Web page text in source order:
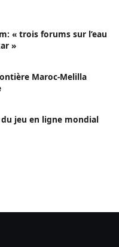
« trois forums sur l’eau
»
Maroc-Melilla
jeu en ligne mondial